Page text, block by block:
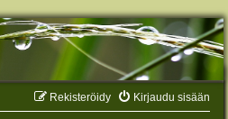
Kirjaudu sisään
Rekisteröidy